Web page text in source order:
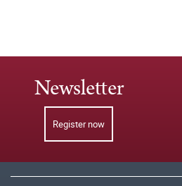
Newsletter
Register now